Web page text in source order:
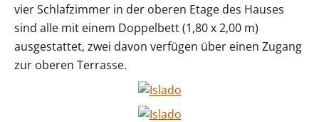
vier Schlafzimmer in der oberen Etage des Hauses
sind alle mit einem Doppelbett (1,80 x 2,00 m)
ausgestattet, zwei davon verfügen über einen Zugang
zur oberen Terrasse.